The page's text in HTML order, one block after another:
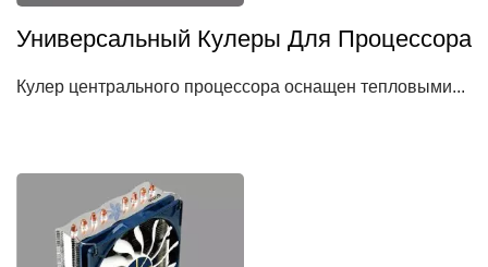
Универсальный Кулеры Для Процессора
Кулер центрального процессора оснащен тепловыми...